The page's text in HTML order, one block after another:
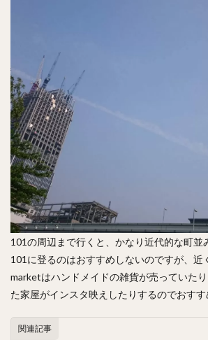
101の周辺まで行くと、かなり近代的な町並
101に登るのはおすすめしないのですが、近
marketはハンドメイドの雑貨が売っていた
た家屋がインスタ映えしたりするのでおすす
関連記事